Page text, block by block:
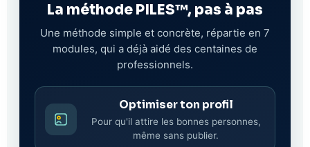
La méthode PILES™, pas à pas
Une méthode simple et concrète, répartie en 7
modules, qui a déjà aidé des centaines de
professionnels.
Optimiser ton profil
Pour qu'il attire les bonnes personnes,
même sans publier.